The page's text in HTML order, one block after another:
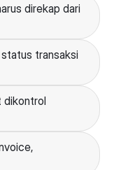
direkap dari
transaksi
dikontrol